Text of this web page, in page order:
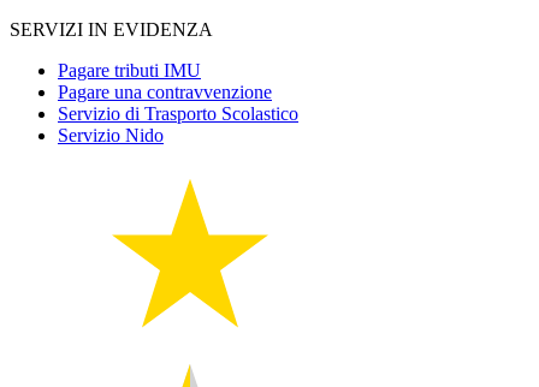
SERVIZI IN EVIDENZA
Pagare tributi IMU
Pagare una contravvenzione
Servizio di Trasporto Scolastico
Servizio Nido